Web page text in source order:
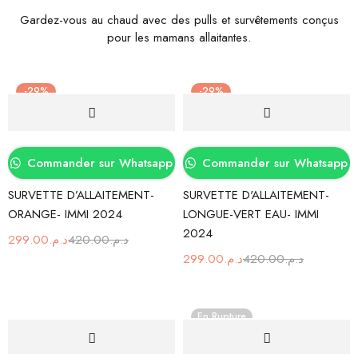
Gardez-vous au chaud avec des pulls et survêtements conçus
pour les mamans allaitantes.
-29%
Commander sur Whatsapp
SURVETTE D’ALLAITEMENT-
ORANGE- IMMI 2024
د.م.420.00د.م.299.00
-29%
Commander sur Whatsapp
SURVETTE D'ALLAITEMENT-
LONGUE-VERT EAU- IMMI
2024
د.م.420.00د.م.299.00
En Rupture